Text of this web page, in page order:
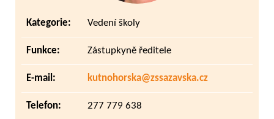
Kategorie: Vedení školy
Funkce: Zástupkyně ředitele
E-mail: kutnohorska@zssazavska.cz
Telefon: 277 779 638